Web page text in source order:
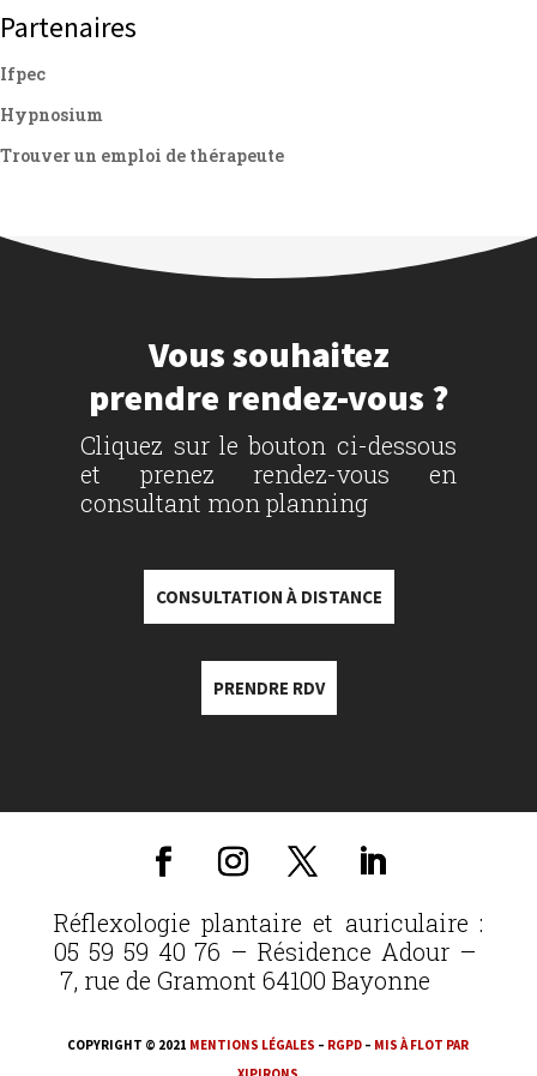
Partenaires
Ifpec
Hypnosium
Trouver un emploi de thérapeute
Vous souhaitez
prendre rendez-vous ?
Cliquez sur le bouton ci-dessous
et prenez rendez-vous en
consultant mon planning
CONSULTATION À DISTANCE
PRENDRE RDV
Réflexologie plantaire et auriculaire :
05 59 59 40 76 – Résidence Adour –
7, rue de Gramont 64100 Bayonne
COPYRIGHT © 2021 MENTIONS LÉGALES – RGPD – MIS À FLOT PAR